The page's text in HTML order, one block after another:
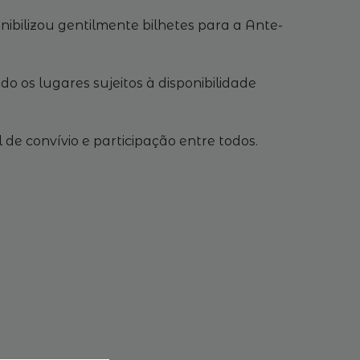
gentilmente bilhetes para a Ante-
os lugares sujeitos à disponibilidade
convívio e participação entre todos.